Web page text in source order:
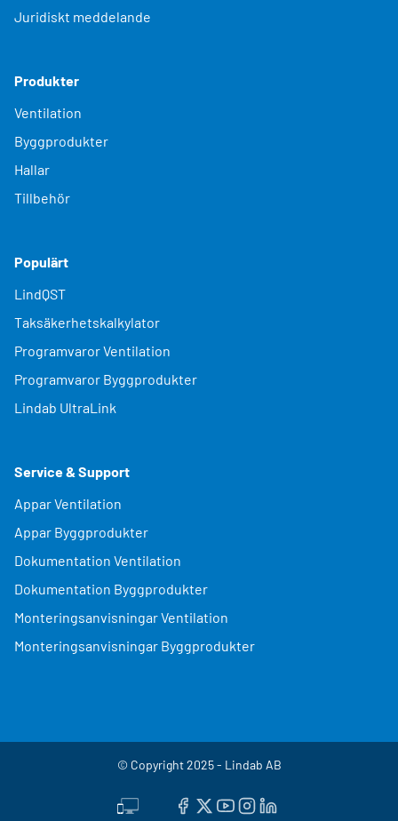
Juridiskt meddelande
Produkter
Ventilation
Byggprodukter
Hallar
Tillbehör
Populärt
LindQST
Taksäkerhetskalkylator
Programvaror Ventilation
Programvaror Byggprodukter
Lindab UltraLink
Service & Support
Appar Ventilation
Appar Byggprodukter
Dokumentation Ventilation
Dokumentation Byggprodukter
Monteringsanvisningar Ventilation
Monteringsanvisningar Byggprodukter
© Copyright 2025 - Lindab AB